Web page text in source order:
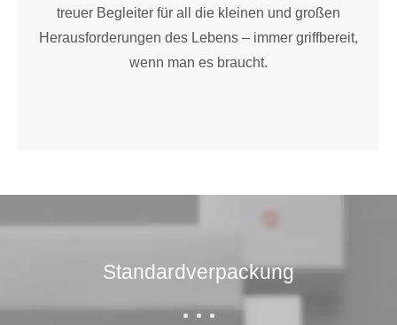
treuer Begleiter für all die kleinen und großen
Herausforderungen des Lebens – immer griffbereit,
wenn man es braucht.
Standardverpackung